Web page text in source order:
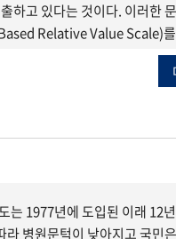
하고 있다는 것이다. 이러한
Relative Value Scale)
로 포괄화하는 포괄수가제
는 1977년에 도입된 이래 12
라 병원문턱이 낮아지고 국민